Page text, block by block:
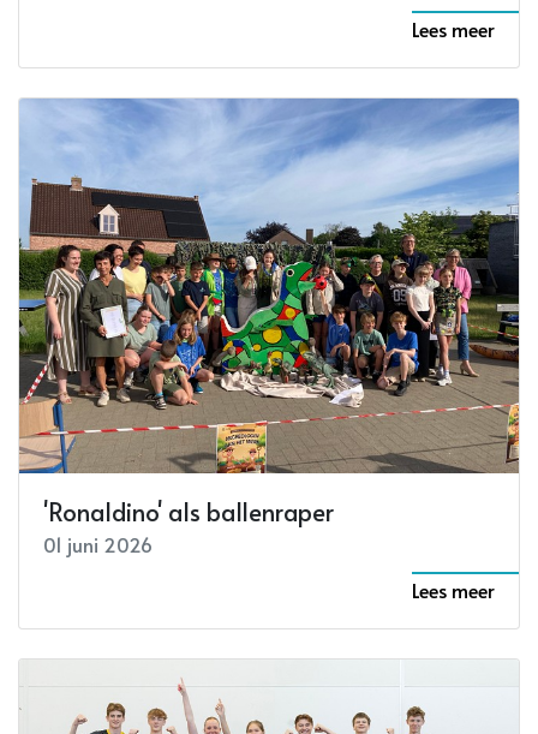
Lees meer
'Ronaldino' als ballenraper
01 juni 2026
Lees meer